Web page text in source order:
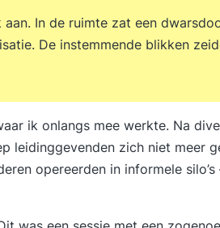
In de ruimte zat een
De instemmende blikken
ik onlangs mee werkte. Na
leidinggevenden zich niet meer
opereerden in informele